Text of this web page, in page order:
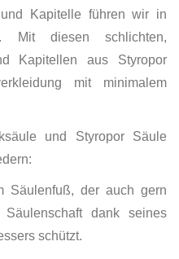
Kapitelle führen wir in
Mit diesen schlichten,
Kapitellen aus Styropor
mit minimalem
und Styropor Säule
Säulenfuß, der auch gern
dank seines
schützt.